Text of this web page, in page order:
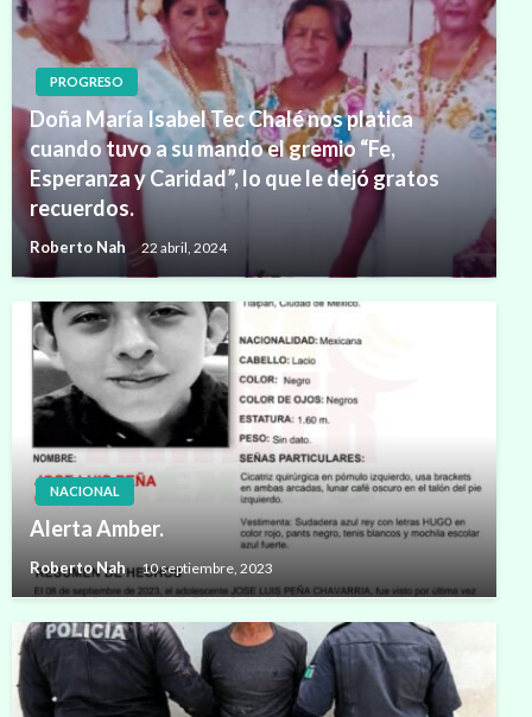
PROGRESO
Doña María Isabel Tec Chalé nos platica
cuando tuvo a su mando el gremio “Fe,
Esperanza y Caridad”, lo que le dejó gratos
recuerdos.
Roberto Nah 22 abril, 2024
NACIONAL
Alerta Amber.
Roberto Nah 10 septiembre, 2023